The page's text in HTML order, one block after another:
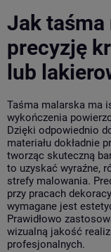
Jak taśma
precyzję
lub
Taśma malarska ma
wykończenia
Dzięki odpowiednio
materiału dokładnie
tworząc skuteczną
to uzyskać wyraźne,
strefy malowania.
przy pracach
wymagane jest
Prawidłowo
wizualną jakość
profesjonalnych.